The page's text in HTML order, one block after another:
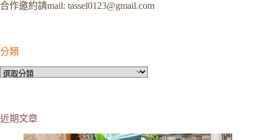
合作邀約請mail: tassel0123@gmail.com
分類
分
近期文章